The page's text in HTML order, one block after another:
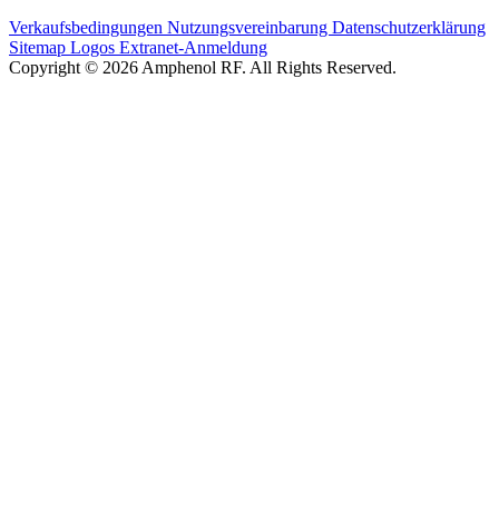
Verkaufsbedingungen Nutzungsvereinbarung Datenschutzerklärung
Sitemap Logos Extranet-Anmeldung
Copyright © 2026 Amphenol RF. All Rights Reserved.